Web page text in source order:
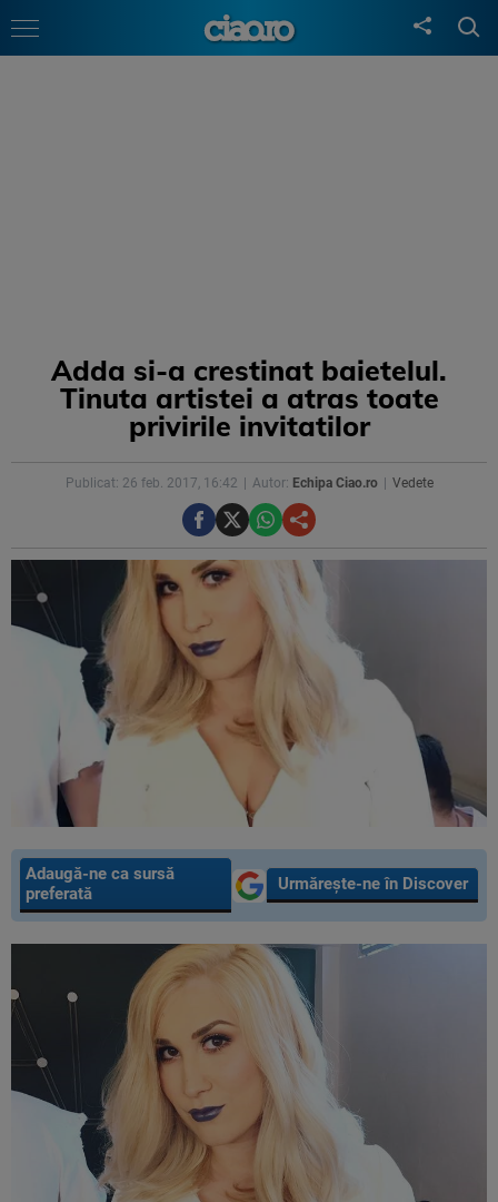
Adda si-a crestinat baietelul.
Tinuta artistei a atras toate
privirile invitatilor
Publicat: 26 feb. 2017, 16:42 Autor: Echipa Ciao.ro Vedete
Adaugă-ne ca sursă
preferată
Urmărește-ne în Discover